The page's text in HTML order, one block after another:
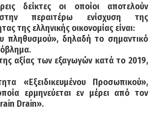
δείκτες οι οποίοι αποτελούν
περαιτέρω ενίσχυση της
της ελληνικής οικονομίας είναι:
πληθυσμού», δηλαδή το σημαντικό
αξίας των εξαγωγών κατά το 2019,
«Εξειδικευμένου Προσωπικού»,
ερμηνεύεται εν μέρει από τον
Drain».